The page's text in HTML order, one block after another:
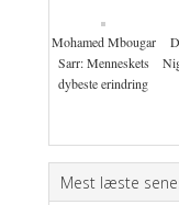
Mohamed Mbougar
Sarr: Menneskets
dybeste erindring
Mest læste